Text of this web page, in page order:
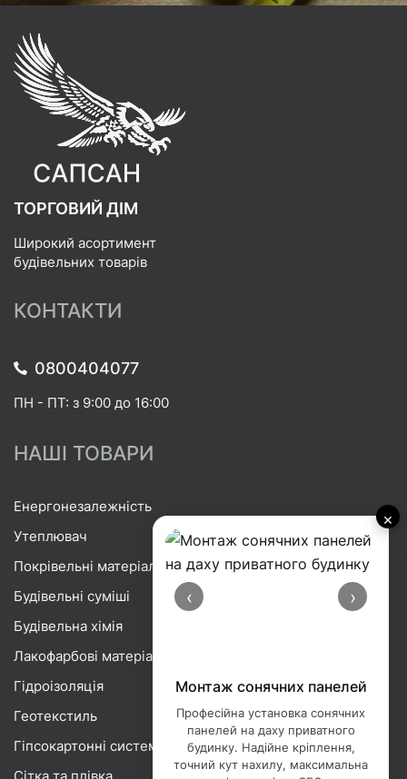
×
‹ ›
Монтаж сонячних панелей
Професійна установка сонячних
панелей на даху приватного
будинку. Надійне кріплення,
точний кут нахилу, максимальна
ТОРГОВИЙ ДІМ
Широкий асортимент
будівельних товарів
КОНТАКТИ
0800404077
ПН - ПТ: з 9:00 до 16:00
НАШІ ТОВАРИ
Енергонезалежність
Утеплювач
Покрівельні матеріали
Будівельні суміші
Будівельна хімія
Лакофарбові матеріали
Гідроізоляція
Геотекстиль
Гіпсокартонні системи